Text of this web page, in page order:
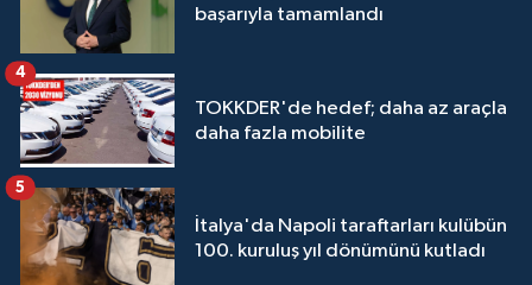
başarıyla tamamlandı
TOKKDER'de hedef; daha az araçla
daha fazla mobilite
4
İtalya'da Napoli taraftarları kulübün
100. kuruluş yıl dönümünü kutladı
5